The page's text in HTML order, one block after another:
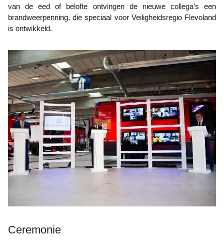
van de eed of belofte ontvingen de nieuwe collega’s een
brandweerpenning, die speciaal voor Veiligheidsregio Flevoland
is ontwikkeld.
Ceremonie